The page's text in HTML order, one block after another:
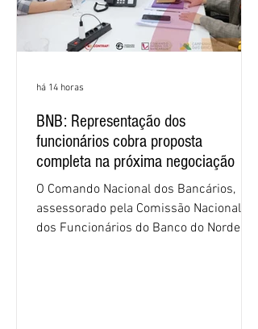
BNB: Representação dos
funcionários cobra proposta
completa na próxima negociação
O Comando Nacional dos Bancários,
assessorado pela Comissão Nacional
dos Funcionários do Banco do Nordeste
há 14 horas